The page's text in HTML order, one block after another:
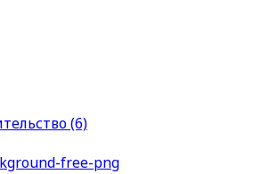
(6)
free-png